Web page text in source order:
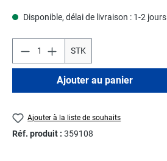
Disponible, délai de livraison : 1-2 jours
STK
Ajouter au panier
Ajouter à la liste de souhaits
Réf. produit : 359108